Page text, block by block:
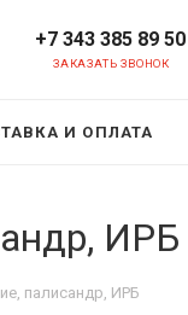
+7 343 385 89 50
ЗАКАЗАТЬ ЗВОНОК
И ОПЛАТА
ИРБ
палисандр, ИРБ